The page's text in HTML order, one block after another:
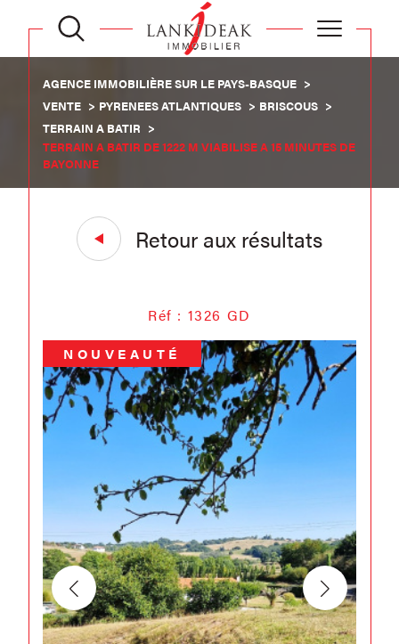
AGENCE IMMOBILIÈRE SUR LE PAYS-BASQUE
VENTE
PYRENEES ATLANTIQUES
BRISCOUS
TERRAIN A BATIR
TERRAIN A BATIR DE 1222 M VIABILISE A 15 MINUTES DE
BAYONNE
Retour aux résultats
Réf : 1326 GD
NOUVEAUTÉ